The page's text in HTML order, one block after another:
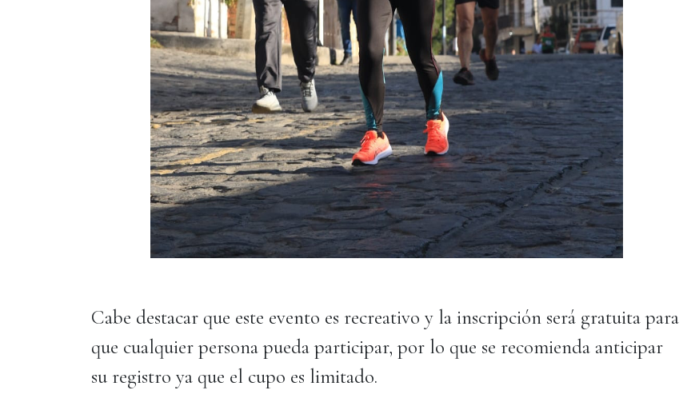
Cabe destacar que este evento es recreativo y la inscripción será gratuita para
que cualquier persona pueda participar, por lo que se recomienda anticipar
su registro ya que el cupo es limitado.